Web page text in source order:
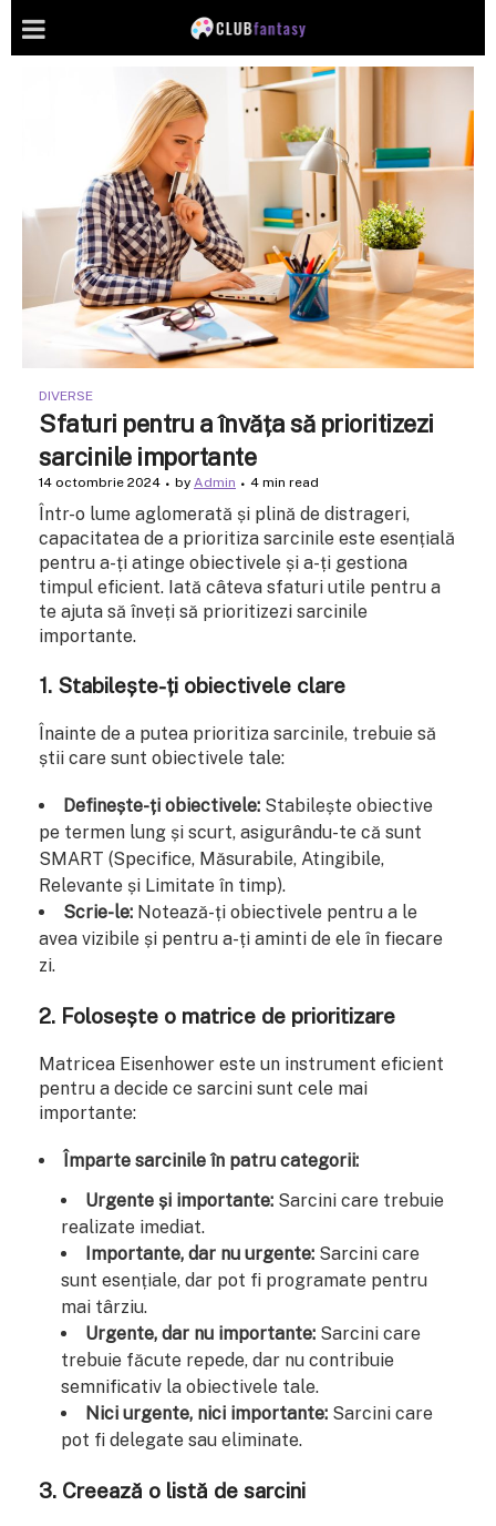
DIVERSE
Sfaturi pentru a învăța să prioritizezi
sarcinile importante
14 octombrie 2024 by Admin 4 min read
Într-o lume aglomerată și plină de distrageri,
capacitatea de a prioritiza sarcinile este esențială
pentru a-ți atinge obiectivele și a-ți gestiona
timpul eficient. Iată câteva sfaturi utile pentru a
te ajuta să înveți să prioritizezi sarcinile
importante.
1. Stabilește-ți obiectivele clare
Înainte de a putea prioritiza sarcinile, trebuie să
știi care sunt obiectivele tale:
Definește-ți obiectivele: Stabilește obiective
pe termen lung și scurt, asigurându-te că sunt
SMART (Specifice, Măsurabile, Atingibile,
Relevante și Limitate în timp).
Scrie-le: Notează-ți obiectivele pentru a le
avea vizibile și pentru a-ți aminti de ele în fiecare
zi.
2. Folosește o matrice de prioritizare
Matricea Eisenhower este un instrument eficient
pentru a decide ce sarcini sunt cele mai
importante:
Împarte sarcinile în patru categorii:
Urgente și importante: Sarcini care trebuie
realizate imediat.
Importante, dar nu urgente: Sarcini care
sunt esențiale, dar pot fi programate pentru
mai târziu.
Urgente, dar nu importante: Sarcini care
trebuie făcute repede, dar nu contribuie
semnificativ la obiectivele tale.
Nici urgente, nici importante: Sarcini care
pot fi delegate sau eliminate.
3. Creează o listă de sarcini